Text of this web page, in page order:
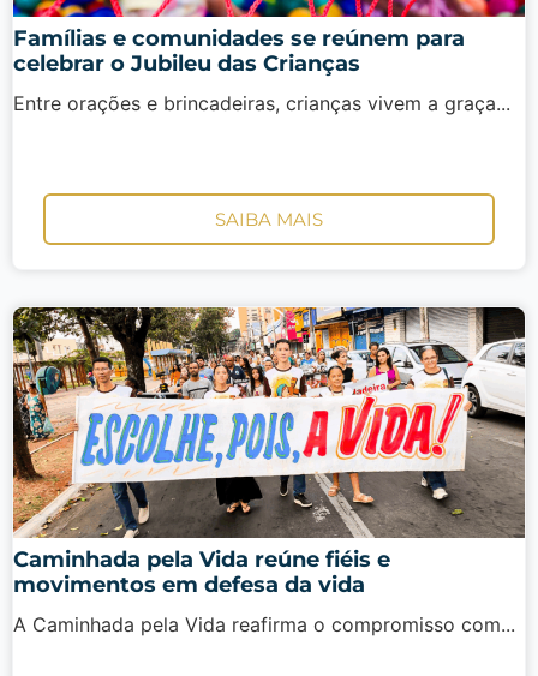
Famílias e comunidades se reúnem para
celebrar o Jubileu das Crianças
Entre orações e brincadeiras, crianças vivem a graça...
SAIBA MAIS
Caminhada pela Vida reúne fiéis e
movimentos em defesa da vida
A Caminhada pela Vida reafirma o compromisso com...